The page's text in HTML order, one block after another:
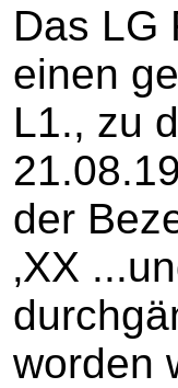
Das LG
einen
L1., zu
der
‚XX
worden